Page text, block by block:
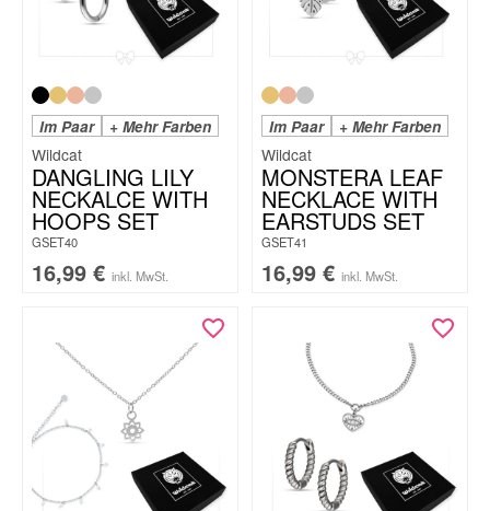
Im Paar + Mehr Farben
Wildcat
DANGLING LILY
NECKALCE WITH
HOOPS SET
GSET40
16,99 € inkl. MwSt.
Im Paar + Mehr Farben
Wildcat
MONSTERA LEAF
NECKLACE WITH
EARSTUDS SET
GSET41
16,99 € inkl. MwSt.